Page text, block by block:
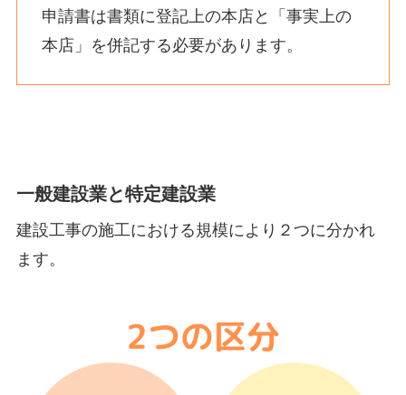
申請書は書類に登記上の本店と「事実上の
本店」を併記する必要があります。
一般建設業と特定建設業
建設工事の施工における規模により２つに分かれ
ます。